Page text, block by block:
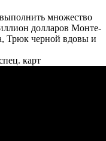
множество
долларов Монте-
Трюк черной вдовы и
карт